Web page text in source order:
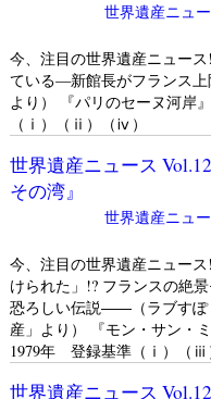
世界遺産ニュ
今、注目の世界遺産ニュー
ている—新館長がフランス
より） 『パリのセーヌ河
（ⅰ）（ⅱ）（ⅳ）
世界遺産ニュース
その湾』
世界遺産ニュ
今、注目の世界遺産ニュー
けられた」!? フランスの絶
恐ろしい伝説――（ラブすぽ
産」より） 『モン・サン・
1979年 登録基準（ⅰ）（ⅲ
世界遺産ニュース